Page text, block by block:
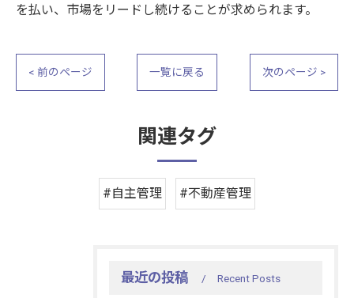
を払い、市場をリードし続けることが求められます。
< 前のページ 一覧に戻る 次のページ >
関連タグ
#自主管理 #不動産管理
最近の投稿 Recent Posts